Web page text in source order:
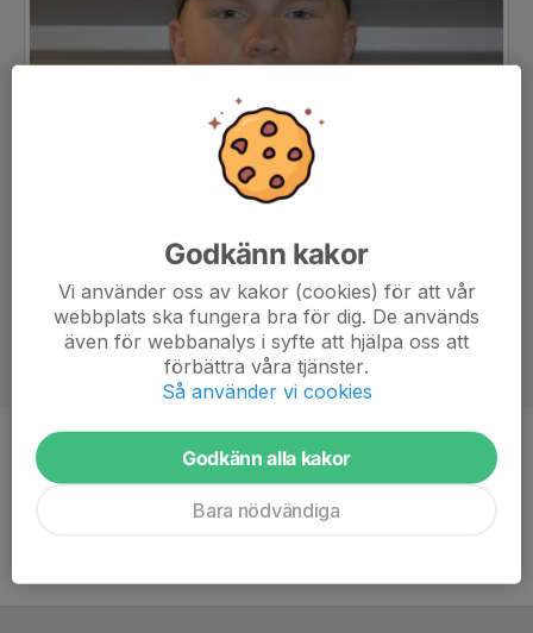
Position
Back
Ålder
20 år
Godkänn kakor
Vi använder oss av kakor (cookies) för att vår
webbplats ska fungera bra för dig. De används
även för webbanalys i syfte att hjälpa oss att
förbättra våra tjänster.
Så använder vi cookies
Godkänn alla kakor
Bara nödvändiga